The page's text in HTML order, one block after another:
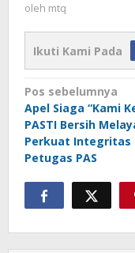
oleh mtq
Ikuti Kami Pada
Navigasi
pos
Pos sebelumnya
Apel Siaga “Kami
PASTI Bersih
Perkuat Integritas
Petugas PAS